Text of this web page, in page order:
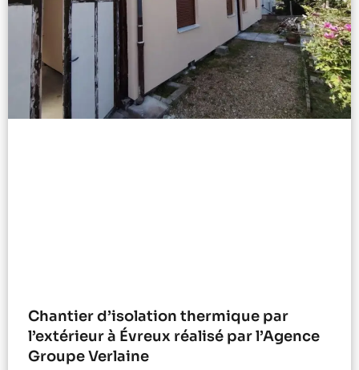
Chantier d’isolation thermique par
l’extérieur à Évreux réalisé par l’Agence
Groupe Verlaine